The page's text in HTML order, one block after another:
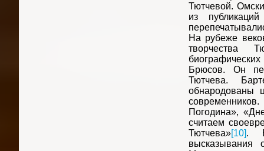
Тютчевой.
из
На рубеже
творчества
Брюсов. Он
Тютчева.
обнародованы
Погодина»,
считаем
Тютчева»[10].